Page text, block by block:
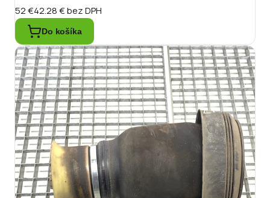
52 €42.28 €bez DPH
Do košíka